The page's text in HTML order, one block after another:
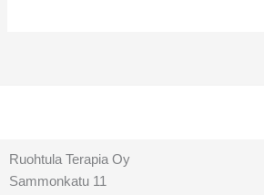
Ruohtula Terapia Oy
Sammonkatu 11